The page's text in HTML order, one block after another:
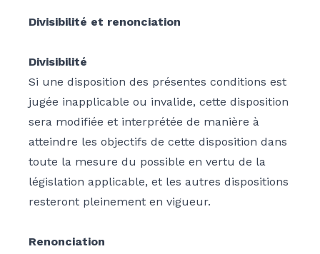
Divisibilité et renonciation
Divisibilité
Si une disposition des présentes conditions est
jugée inapplicable ou invalide, cette disposition
sera modifiée et interprétée de manière à
atteindre les objectifs de cette disposition dans
toute la mesure du possible en vertu de la
législation applicable, et les autres dispositions
resteront pleinement en vigueur.
Renonciation